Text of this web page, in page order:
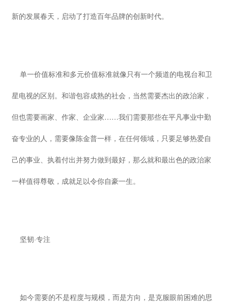
新的发展春天，启动了打造百年品牌的创新时代。
单一价值标准和多元价值标准就像只有一个频道的电视台和卫
星电视的区别。和谐包容成熟的社会，当然需要杰出的政治家，
但也需要画家、作家、企业家……我们需要那些在平凡事业中勤
奋专业的人，需要像陈金普一样，在任何领域，只要足够热爱自
己的事业、执着付出并努力做到最好，那么就和最出色的政治家
一样值得尊敬，成就足以令你自豪一生。
坚韧·专注
如今需要的不是程度与规模，而是方向，是克服眼前困难的思